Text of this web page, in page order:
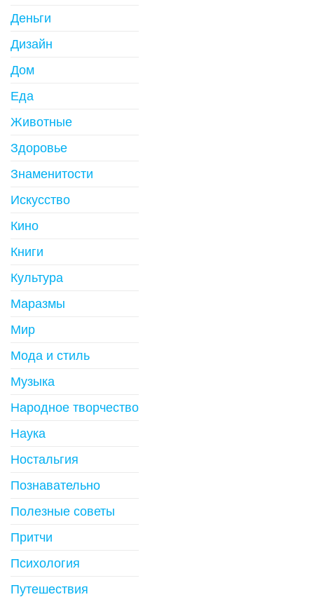
Деньги
Дизайн
Дом
Еда
Животные
Здоровье
Знаменитости
Искусство
Кино
Книги
Культура
Маразмы
Мир
Мода и стиль
Музыка
Народное творчество
Наука
Ностальгия
Познавательно
Полезные советы
Притчи
Психология
Путешествия